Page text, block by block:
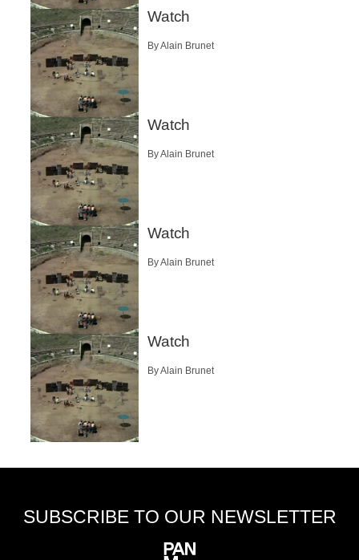
Watch
By Alain Brunet
Watch
By Alain Brunet
Watch
By Alain Brunet
Watch
By Alain Brunet
SUBSCRIBE TO OUR NEWSLETTER